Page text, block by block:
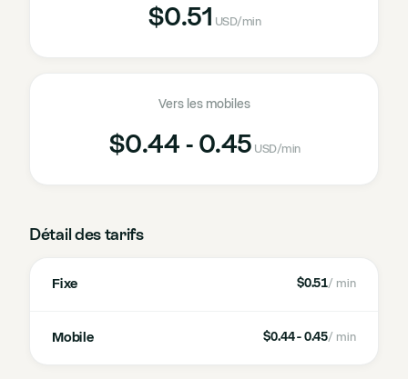
$0.51 USD/min
Vers les mobiles
$0.44 - 0.45 USD/min
Détail des tarifs
Fixe $0.51/ min
Mobile $0.44 - 0.45/ min